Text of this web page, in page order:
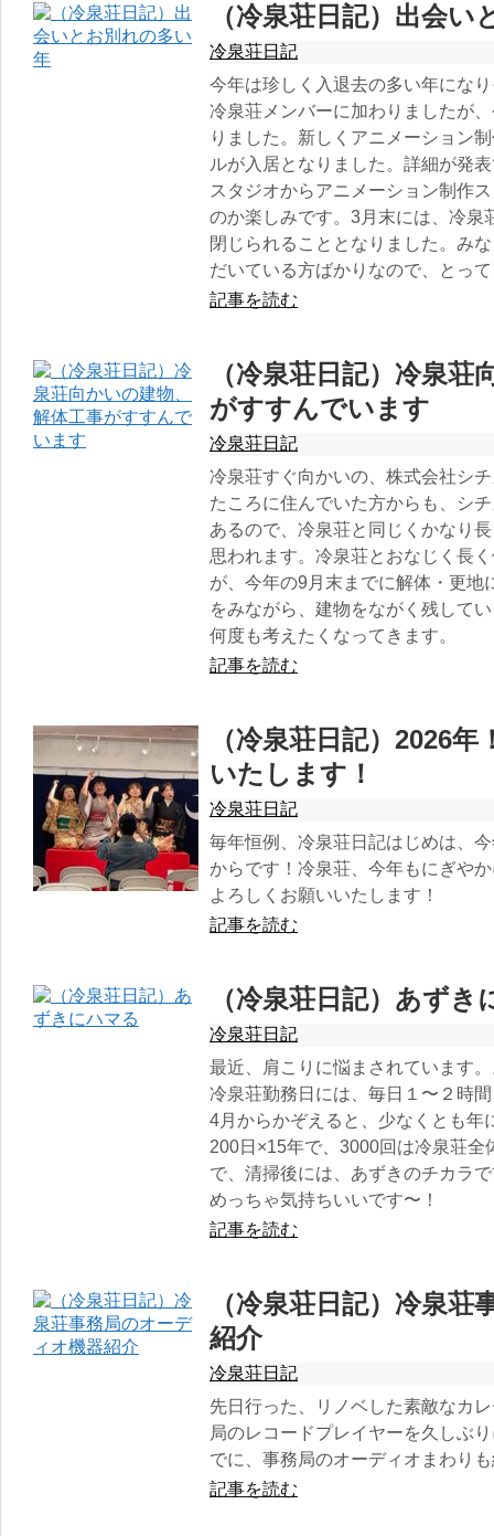
（冷泉荘日記）出会
冷泉荘日記
今年は珍しく入退去の多い年にな
冷泉荘メンバーに加わりましたが
りました。新しくアニメーション
ルが入居となりました。詳細が発
スタジオからアニメーション制作
のか楽しみです。3月末には、冷泉
閉じられることとなりました。み
だいている方ばかりなので、とっ
記事を読む
（冷泉荘日記）冷泉
がすすんでいます
冷泉荘日記
冷泉荘すぐ向かいの、株式会社シ
たころに住んでいた方からも、シ
あるので、冷泉荘と同じくかなり
思われます。冷泉荘とおなじく長
が、今年の9月末までに解体・更
をみながら、建物をながく残して
何度も考えたくなってきます。
記事を読む
（冷泉荘日記）2026
いたします！
冷泉荘日記
毎年恒例、冷泉荘日記はじめは、
からです！冷泉荘、今年もにぎや
よろしくお願いいたします！
記事を読む
（冷泉荘日記）あずき
冷泉荘日記
最近、肩こりに悩まされています
冷泉荘勤務日には、毎日１〜２時
4月からかぞえると、少なくとも年
200日×15年で、3000回は冷泉荘
で、清掃後には、あずきのチカラ
めっちゃ気持ちいいです〜！
記事を読む
（冷泉荘日記）冷泉
紹介
冷泉荘日記
先日行った、リノベした素敵なカ
局のレコードプレイヤーを久しぶ
でに、事務局のオーディオまわり
記事を読む